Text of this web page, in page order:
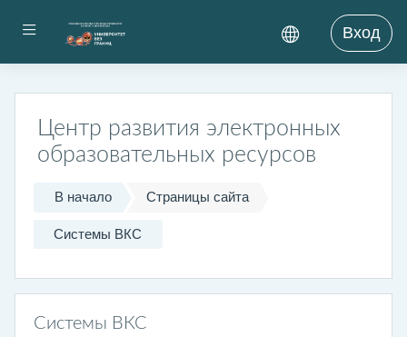
Боковая панель Вход
Центр развития электронных
образовательных ресурсов
В начало Страницы сайта
Системы ВКС
Системы ВКС